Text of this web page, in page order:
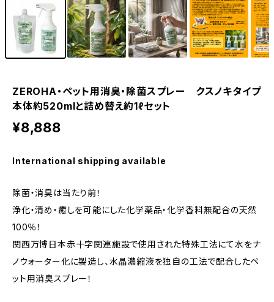
ZEROHA・ペット用消臭・除菌スプレー クスノキタイプ
本体約520mlと詰め替え約1ℓセット
¥8,888
International shipping available
除菌・消臭は当たり前！
浄化・清め・癒しを可能にした化学薬品・化学香料無配合の天然
100％！
関西万博日本赤十字関連施設で使用された特殊工法にて水をナ
ノウォーター化に製造し、水晶濃縮液を独自の工法で配合したペ
ット用消臭スプレー！